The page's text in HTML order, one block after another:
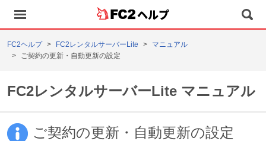
ヘルプ
FC2ヘルプ FC2レンタルサーバーLite
マニュアル
ご契約の更新・自動更新の設定
FC2レンタルサーバーLite マニュアル
ご契約の更新・自動更新の設定